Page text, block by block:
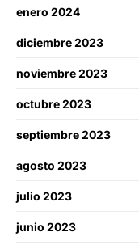
enero 2024
diciembre 2023
noviembre 2023
octubre 2023
septiembre 2023
agosto 2023
julio 2023
junio 2023